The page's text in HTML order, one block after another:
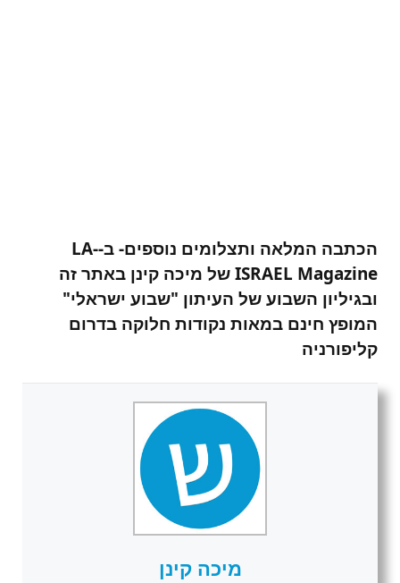
הכתבה המלאה ותצלומים נוספים- ב-LA-
ISRAEL Magazine של מיכה קינן באתר זה
ובגיליון השבוע של העיתון "שבוע ישראלי"
המופץ חינם במאות נקודות חלוקה בדרום
קליפורניה
מיכה קינן